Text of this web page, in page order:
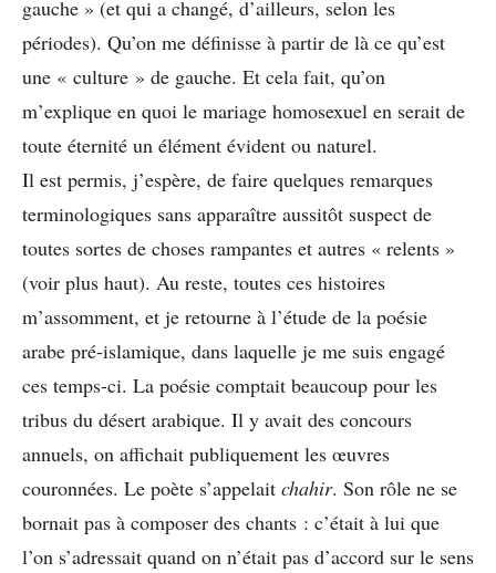
gauche » (et qui a changé, d’ailleurs, selon les
périodes). Qu’on me définisse à partir de là ce qu’est
une « culture » de gauche. Et cela fait, qu’on
m’explique en quoi le mariage homosexuel en serait de
toute éternité un élément évident ou naturel.
Il est permis, j’espère, de faire quelques remarques
terminologiques sans apparaître aussitôt suspect de
toutes sortes de choses rampantes et autres « relents »
(voir plus haut). Au reste, toutes ces histoires
m’assomment, et je retourne à l’étude de la poésie
arabe pré-islamique, dans laquelle je me suis engagé
ces temps-ci. La poésie comptait beaucoup pour les
tribus du désert arabique. Il y avait des concours
annuels, on affichait publiquement les œuvres
couronnées. Le poète s’appelait chahir. Son rôle ne se
bornait pas à composer des chants : c’était à lui que
l’on s’adressait quand on n’était pas d’accord sur le sens